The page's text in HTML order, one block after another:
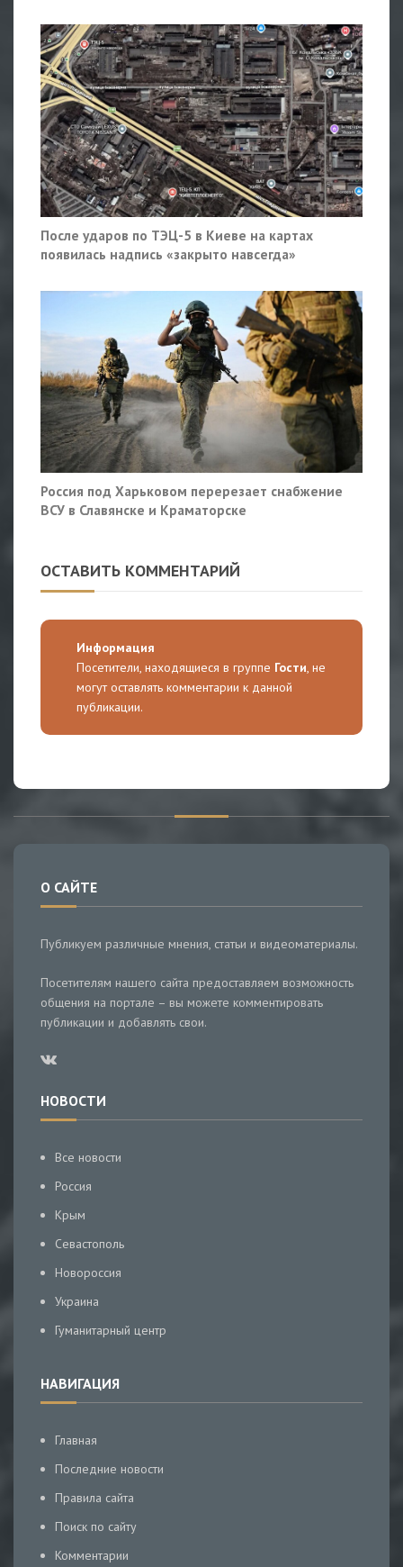
После ударов по ТЭЦ-5 в Киеве на картах
появилась надпись «закрыто навсегда»
Россия под Харьковом перерезает снабжение
ВСУ в Славянске и Краматорске
ОСТАВИТЬ КОММЕНТАРИЙ
Информация
Посетители, находящиеся в группе Гости, не
могут оставлять комментарии к данной
публикации.
О САЙТЕ
Публикуем различные мнения, статьи и видеоматериалы.
Посетителям нашего сайта предоставляем возможность
общения на портале – вы можете комментировать
публикации и добавлять свои.
НОВОСТИ
Все новости
Россия
Крым
Севастополь
Новороссия
Украина
Гуманитарный центр
НАВИГАЦИЯ
Главная
Последние новости
Правила сайта
Поиск по сайту
Комментарии